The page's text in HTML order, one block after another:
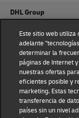
DHL Group
Fraud Awareness
Terms of Use
Dispute Resolution
Additional Information
Este sitio web
adelante
determinar la
páginas de Internet
nuestras ofertas
eficientes posible y
marketing. Estas
transferencia de
países sin un nivel